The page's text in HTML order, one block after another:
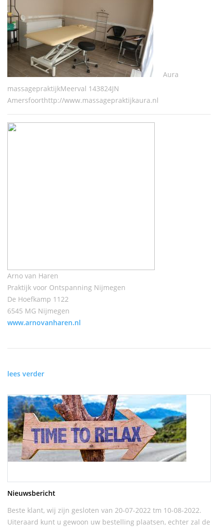
Aura
massagepraktijkMeerval 143824JN
Amersfoorthttp://www.massagepraktijkaura.nl
Arno van Haren
Praktijk voor Ontspanning Nijmegen
De Hoefkamp 1122
6545 MG Nijmegen
www.arnovanharen.nl
lees verder
Nieuwsbericht
Beste klant, wij zijn gesloten van 20-07-2022 tm 10-08-2022.
Uiteraard kunt u gewoon uw bestelling plaatsen, echter zal de